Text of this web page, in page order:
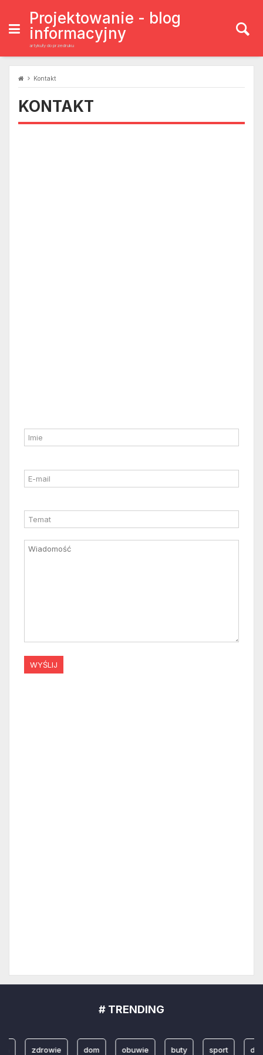
Projektowanie - blog
informacyjny
artykuły do przedruku
Kontakt
KONTAKT
# TRENDING
zdrowie dom obuwie buty sport